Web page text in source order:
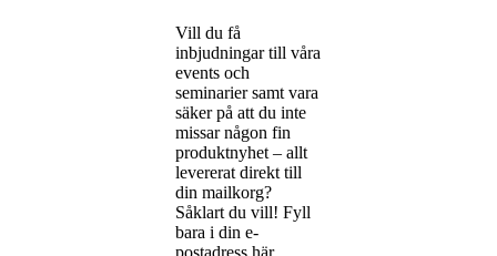
Vill du få
inbjudningar till våra
events och
seminarier samt vara
säker på att du inte
missar någon fin
produktnyhet – allt
levererat direkt till
din mailkorg?
Såklart du vill! Fyll
bara i din e-